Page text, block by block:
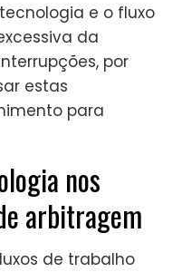
e o fluxo
da
por
estas
para
nos
arbitragem
de trabalho